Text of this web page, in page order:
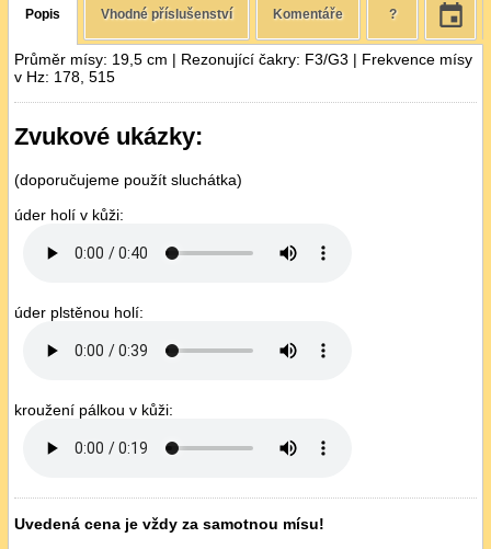
Popis Vhodné příslušenství Komentáře ?
Průměr mísy: 19,5 cm | Rezonující čakry: F3/G3 | Frekvence mísy
v Hz: 178, 515
Zvukové ukázky:
(doporučujeme použít sluchátka)
úder holí v kůži:
úder plstěnou holí:
kroužení pálkou v kůži:
Uvedená cena je vždy za samotnou mísu!